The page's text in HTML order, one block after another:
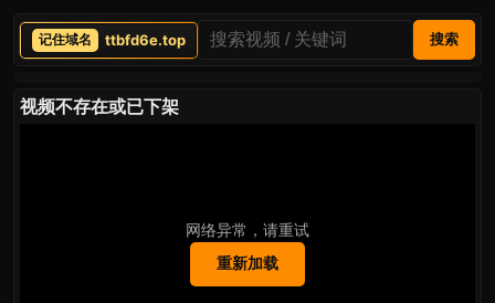
ttbfd6e.top 搜索
视频不存在或已下架
网络异常，请重试
重新加载